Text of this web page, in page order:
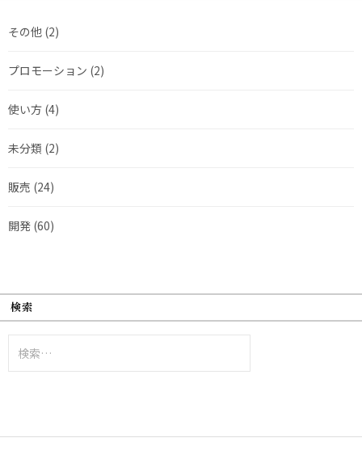
その他 (2)
プロモーション (2)
使い方 (4)
未分類 (2)
販売 (24)
開発 (60)
検索
索: